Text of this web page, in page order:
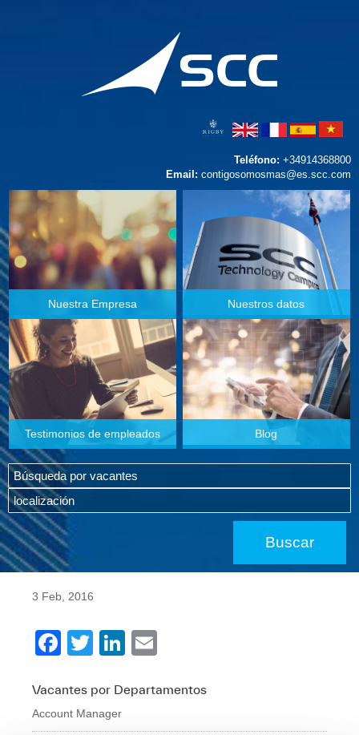
Teléfono: +34914368800
Email: contigosomosmas@es.scc.com
Nuestra Empresa Nuestros datos
Testimonios de empleados Blog
3 Feb, 2016
F
c
e
T
tt
er
Li
k
ail
Vacantes por Departamentos
Account Manager